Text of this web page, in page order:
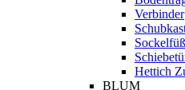
Verbinder
Hettich
BLUM